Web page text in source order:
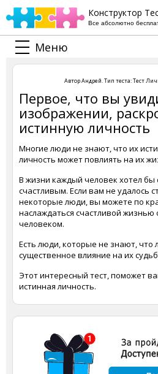
Конструктор
Все абсолютно
Меню
АвторАндрей. Тип теста:Тест
Первое, что вы
изображении,
истинную личность
Многие люди не знают, что их
личность может повлиять на их
В жизни каждый человек хотел бы
счастливым. Если вам не удалось
некоторые люди, вы можете по
наслаждаться счастливой
человеком.
Есть люди, которые не знают, что
существенное влияние на их
Этот интересный тест, поможет
истинная личность.